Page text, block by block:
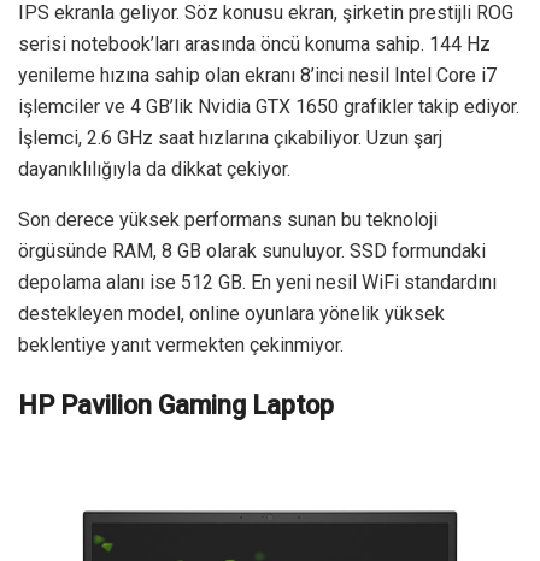
IPS ekranla geliyor. Söz konusu ekran, şirketin prestijli ROG
serisi notebook’ları arasında öncü konuma sahip. 144 Hz
yenileme hızına sahip olan ekranı 8’inci nesil Intel Core i7
işlemciler ve 4 GB’lik Nvidia GTX 1650 grafikler takip ediyor.
İşlemci, 2.6 GHz saat hızlarına çıkabiliyor. Uzun şarj
dayanıklılığıyla da dikkat çekiyor.
Son derece yüksek performans sunan bu teknoloji
örgüsünde RAM, 8 GB olarak sunuluyor. SSD formundaki
depolama alanı ise 512 GB. En yeni nesil WiFi standardını
destekleyen model, online oyunlara yönelik yüksek
beklentiye yanıt vermekten çekinmiyor.
HP Pavilion Gaming Laptop